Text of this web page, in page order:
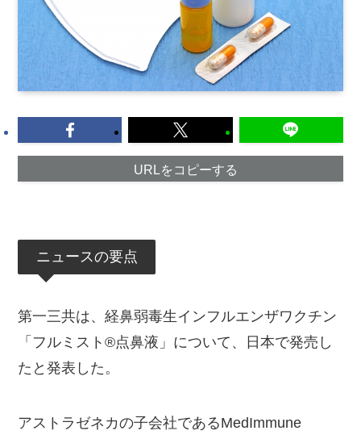
URLをコピーする
ニュースの要点
第一三共は、経鼻弱毒生インフルエンザワクチン
「フルミスト®点鼻液」について、日本で発売し
たと発表した。
アストラゼネカの子会社であるMedImmune